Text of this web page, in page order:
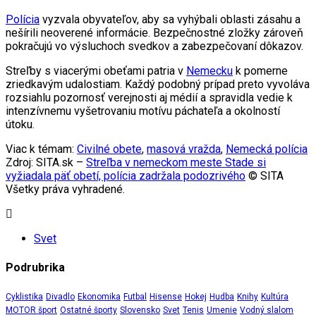
Polícia vyzvala obyvateľov, aby sa vyhýbali oblasti zásahu a
nešírili neoverené informácie. Bezpečnostné zložky zároveň
pokračujú vo výsluchoch svedkov a zabezpečovaní dôkazov.
Streľby s viacerými obeťami patria v Nemecku k pomerne
zriedkavým udalostiam. Každý podobný prípad preto vyvoláva
rozsiahlu pozornosť verejnosti aj médií a spravidla vedie k
intenzívnemu vyšetrovaniu motívu páchateľa a okolností
útoku.
Viac k témam: Civilné obete, masová vražda, Nemecká polícia
Zdroj: SITA.sk – Streľba v nemeckom meste Stade si
vyžiadala päť obetí, polícia zadržala podozrivého © SITA
Všetky práva vyhradené.
Svet
Podrubrika
Cyklistika Divadlo Ekonomika Futbal Hisense Hokej Hudba Knihy Kultúra
MOTOR šport Ostatné športy Slovensko Svet Tenis Umenie Vodný slalom